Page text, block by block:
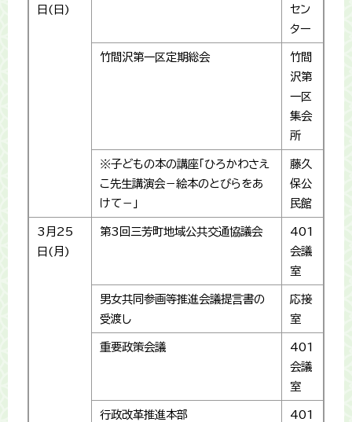
日(日)
セン
ター
竹間沢第一区定期総会
竹間
沢第
一区
集会
所
※子どもの本の講座「ひろかわさえ
こ先生講演会－絵本のとびらをあ
けて－」
藤久
保公
民館
3月25
日(月)
第3回三芳町地域公共交通協議会
401
会議
室
男女共同参画等推進会議提言書の
受渡し
応接
室
重要政策会議
401
会議
室
行政改革推進本部
401